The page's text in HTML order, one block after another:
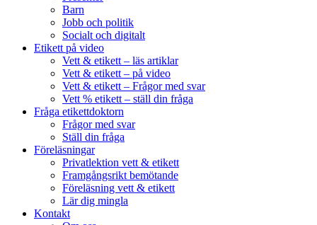
Barn
Jobb och politik
Socialt och digitalt
Etikett på video
Vett & etikett – läs artiklar
Vett & etikett – på video
Vett & etikett – Frågor med svar
Vett % etikett – ställ din fråga
Fråga etikettdoktorn
Frågor med svar
Ställ din fråga
Föreläsningar
Privatlektion vett & etikett
Framgångsrikt bemötande
Föreläsning vett & etikett
Lär dig mingla
Kontakt